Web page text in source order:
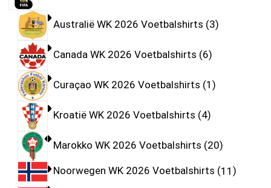
Australië WK 2026 Voetbalshirts 3
Canada WK 2026 Voetbalshirts 6
Curaçao WK 2026 Voetbalshirts 1
Kroatië WK 2026 Voetbalshirts 4
Marokko WK 2026 Voetbalshirts 20
Noorwegen WK 2026 Voetbalshirts 11